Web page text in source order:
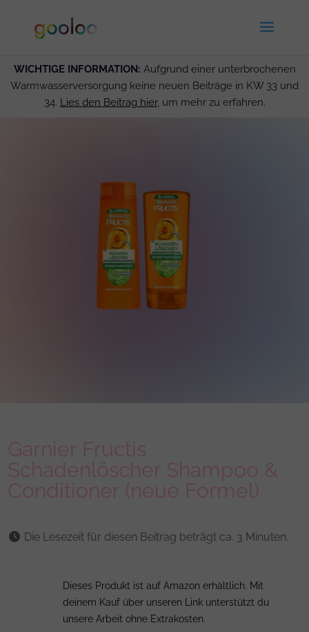
WICHTIGE INFORMATION: Aufgrund einer unterbrochenen
Warmwasserversorgung keine neuen Beiträge in KW 33 und
34. Lies den Beitrag hier, um mehr zu erfahren.
Garnier Fructis
Schadenlöscher Shampoo &
Conditioner (neue Formel)
Die Lesezeit für diesen Beitrag beträgt ca. 3 Minuten.
Dieses Produkt ist auf Amazon erhältlich. Mit
deinem Kauf über unseren Link unterstützt du
unsere Arbeit ohne Extrakosten.